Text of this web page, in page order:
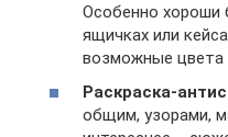
Особенно хороши
ящичках или
возможные цвета
Раскраска-
общим, узорами,